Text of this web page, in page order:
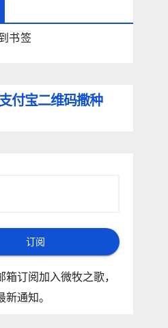
书签
付宝二维码撒种
订阅
箱订阅加入微牧之歌，
通知。